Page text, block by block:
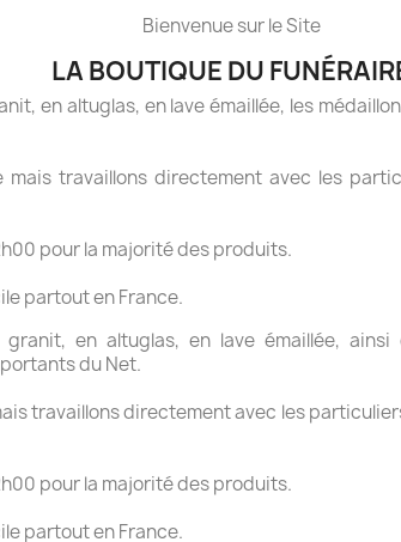
Bienvenue sur le Site
LA BOUTIQUE DU
en altuglas, en lave émaillée, les
mais travaillons directement avec les
pour la majorité des produits.
partout en France.
en altuglas, en lave émaillée,
du Net.
travaillons directement avec les
pour la majorité des produits.
partout en France.